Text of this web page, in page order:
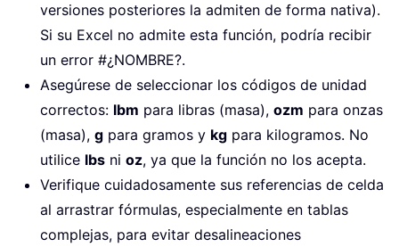
versiones posteriores la admiten de forma nativa).
Si su Excel no admite esta función, podría recibir
un error #¿NOMBRE?.
Asegúrese de seleccionar los códigos de unidad
correctos: lbm para libras (masa), ozm para onzas
(masa), g para gramos y kg para kilogramos. No
utilice lbs ni oz, ya que la función no los acepta.
Verifique cuidadosamente sus referencias de celda
al arrastrar fórmulas, especialmente en tablas
complejas, para evitar desalineaciones